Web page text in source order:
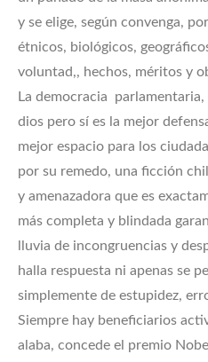
y se elige, según convenga,
étnicos, biológicos,
voluntad,, hechos, méritos y
La democracia
dios pero sí es la mejor
mejor espacio para los
por su remedo, una ficción
y amenazadora que es
más completa y blindada
lluvia de incongruencias y
halla respuesta ni apenas se
simplemente de estupidez,
Siempre hay beneficiarios
alaba, concede el premio